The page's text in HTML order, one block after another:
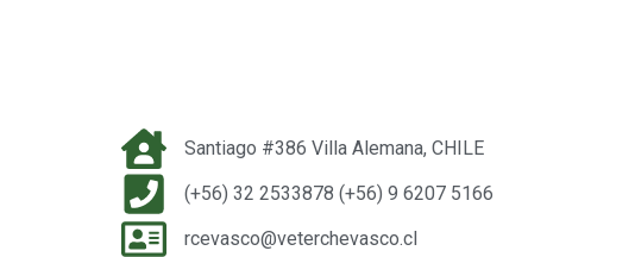
Santiago #386 Villa Alemana, CHILE
(+56) 32 2533878 (+56) 9 6207 5166
rcevasco@veterchevasco.cl